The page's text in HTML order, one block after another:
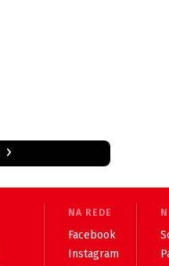
NA REDE
Facebook
Instagram